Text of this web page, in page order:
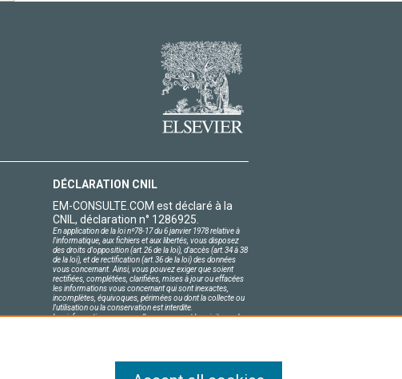
DÉCLARATION CNIL
EM-CONSULTE.COM est déclaré à la
CNIL, déclaration n° 1286925.
En application de la loi nº78-17 du 6 janvier 1978 relative à
l'informatique, aux fichiers et aux libertés, vous disposez
des droits d'opposition (art.26 de la loi), d'accès (art.34 à 38
de la loi), et de rectification (art.36 de la loi) des données
vous concernant. Ainsi, vous pouvez exiger que soient
rectifiées, complétées, clarifiées, mises à jour ou effacées
les informations vous concernant qui sont inexactes,
incomplètes, équivoques, périmées ou dont la collecte ou
l'utilisation ou la conservation est interdite.
Les informations personnelles concernant les visiteurs de